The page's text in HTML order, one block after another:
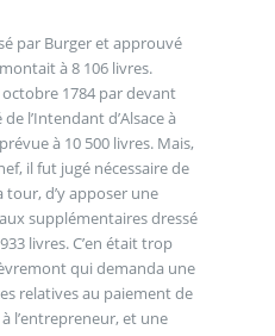
par Burger et approuvé
à 8 106 livres.
octobre 1784 par devant
l’Intendant d’Alsace à
à 10 500 livres. Mais,
il fut jugé nécessaire de
tour, d’y apposer une
supplémentaires dressé
livres. C’en était trop
qui demanda une
relatives au paiement de
l’entrepreneur, et une